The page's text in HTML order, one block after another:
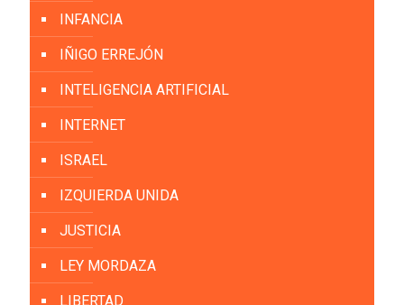
INFANCIA
IÑIGO ERREJÓN
INTELIGENCIA ARTIFICIAL
INTERNET
ISRAEL
IZQUIERDA UNIDA
JUSTICIA
LEY MORDAZA
LIBERTAD